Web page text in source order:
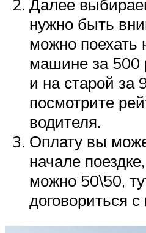
Далее
нужно быть
можно поехать
машине за 500
и на старой за
посмотрите
водителя.
Оплату вы
начале
можно 50\50,
договориться